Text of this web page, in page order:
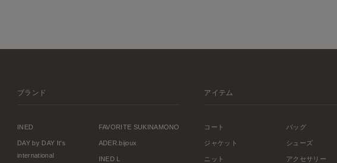
ブランド
INED
DAY by DAY It's
international
FAVORITE SUKINAMONO
ADER.bijoux
INED L
アイテム
コート
ジャケット
ニット
バッグ
シューズ
アクセサリー